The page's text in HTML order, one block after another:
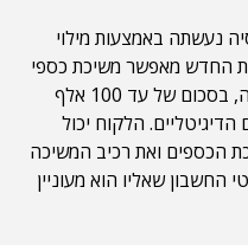
נעשתה באמצעות מילוי
החדש מאפשר משיכת כספי
הפיצויים או התגמולים מקרן הפנסיה, בסכום של עד 100 אלף
הלקוח יכול
הכספים ואת רכיב המשיכה
החשבון שאליו הוא מעוניין